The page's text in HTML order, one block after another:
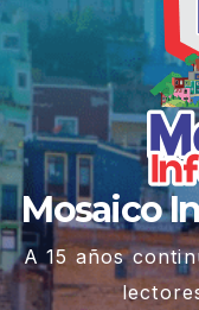
Mosaico
A 15 años